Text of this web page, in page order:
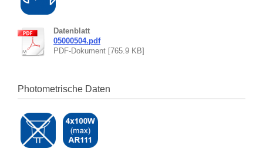
Datenblatt
05000504.pdf
PDF-Dokument [765.9 KB]
Photometrische Daten